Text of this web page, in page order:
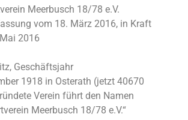
Meerbusch 18/78 e.V.
vom 18. März 2016, in Kraft
2016
Geschäftsjahr
1918 in Osterath (jetzt 40670
Verein führt den Namen
Meerbusch 18/78 e.V.“